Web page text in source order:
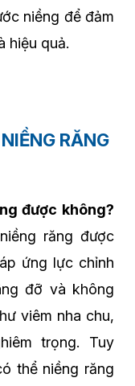
niềng để đảm
hiệu quả.
RĂNG
được không?
răng được
ứng lực chỉnh
đỡ và không
viêm nha chu,
trọng. Tuy
thể niềng răng